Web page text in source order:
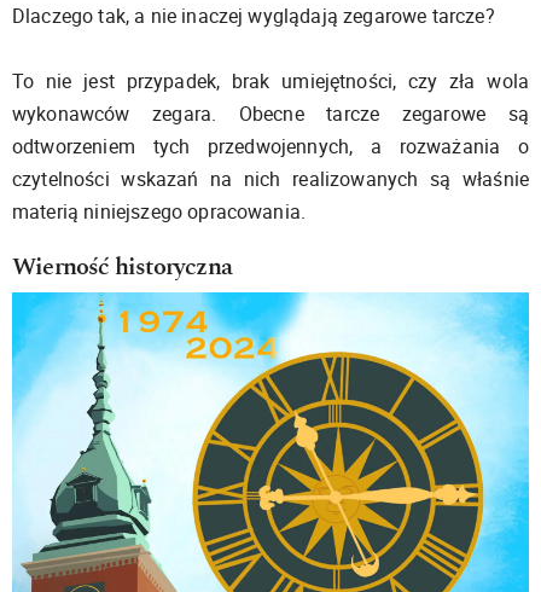
Dlaczego tak, a nie inaczej wyglądają zegarowe tarcze?
To nie jest przypadek, brak umiejętności, czy zła wola
wykonawców zegara. Obecne tarcze zegarowe są
odtworzeniem tych przedwojennych, a rozważania o
czytelności wskazań na nich realizowanych są właśnie
materią niniejszego opracowania.
Wierność historyczna